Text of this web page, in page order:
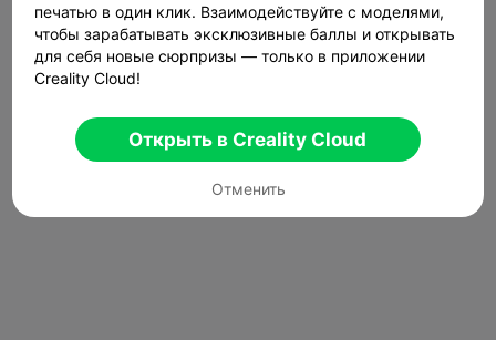
печатью в один клик. Взаимодействуйте с моделями,
чтобы зарабатывать эксклюзивные баллы и открывать
для себя новые сюрпризы — только в приложении
Creality Cloud!
Открыть в Creality Cloud
Отменить